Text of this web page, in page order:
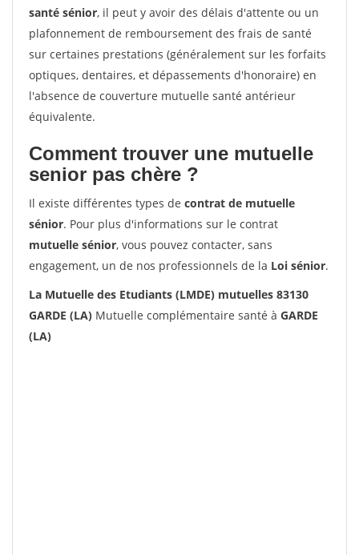
santé sénior, il peut y avoir des délais d'attente ou un
plafonnement de remboursement des frais de santé
sur certaines prestations (généralement sur les forfaits
optiques, dentaires, et dépassements d'honoraire) en
l'absence de couverture mutuelle santé antérieur
équivalente.
Comment trouver une mutuelle
senior pas chère ?
Il existe différentes types de contrat de mutuelle
sénior. Pour plus d'informations sur le contrat
mutuelle sénior, vous pouvez contacter, sans
engagement, un de nos professionnels de la Loi sénior.
La Mutuelle des Etudiants (LMDE) mutuelles 83130
GARDE (LA) Mutuelle complémentaire santé à GARDE
(LA)